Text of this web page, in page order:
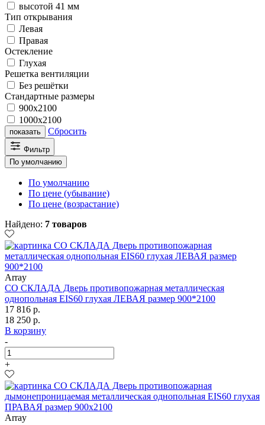
высотой 41 мм
Тип открывания
Левая
Правая
Остекление
Глухая
Решетка вентиляции
Без решётки
Стандартные размеры
900х2100
1000х2100
показать Сбросить
Фильтр
По умолчанию
По умолчанию
По цене (убывание)
По цене (возрастание)
Найдено: 7 товаров
Array
СО СКЛАДА Дверь противопожарная металлическая
однопольная EIS60 глухая ЛЕВАЯ размер 900*2100
17 816 р.
18 250 р.
В корзину
-
+
Array